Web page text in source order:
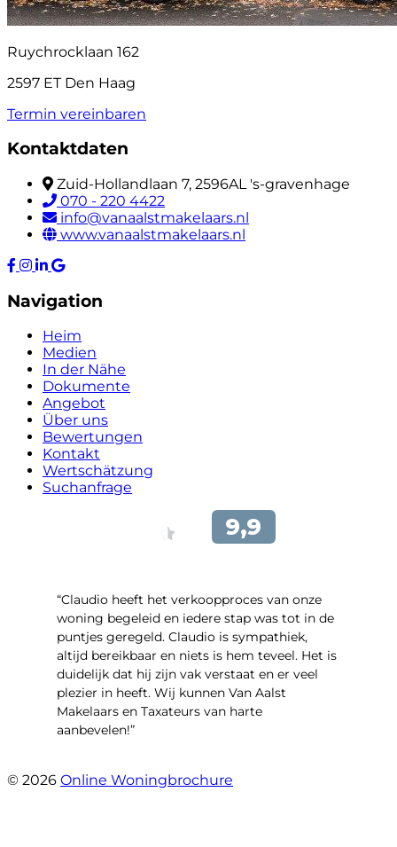
Ruychrocklaan 162
2597 ET Den Haag
Termin vereinbaren
Kontaktdaten
Zuid-Hollandlaan 7, 2596AL 's-gravenhage
070 - 220 4422
info@vanaalstmakelaars.nl
www.vanaalstmakelaars.nl
Navigation
Heim
Medien
In der Nähe
Dokumente
Angebot
Über uns
Bewertungen
Kontakt
Wertschätzung
Suchanfrage
“Claudio heeft het verkoopproces van onze
woning begeleid en iedere stap was tot in de
puntjes geregeld. Claudio is sympathiek,
altijd bereikbaar en niets is hem teveel. Het is
duidelijk dat hij zijn vak verstaat en er veel
plezier in heeft. Wij kunnen Van Aalst
Makelaars en Taxateurs van harte
aanbevelen!”
© 2026 Online Woningbrochure